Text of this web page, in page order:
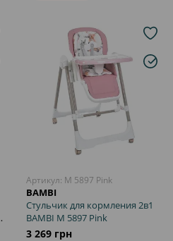
Артикул: M 5897 Pink
BAMBI
Стульчик для кормления 2в1
BAMBI M 5897 Pink
3 269 грн